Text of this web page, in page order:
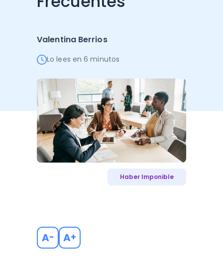
Ver todo
Ver TodoValentina Berrios
Lo lees en 6 minutos
Haber Imponible
A- A+